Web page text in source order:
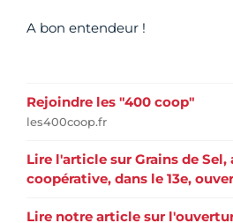
A bon entendeur !
Rejoindre les "400 coop"
les400coop.fr
Lire l'article sur Grains de Sel,
coopérative, dans le 13e,
Lire notre article sur